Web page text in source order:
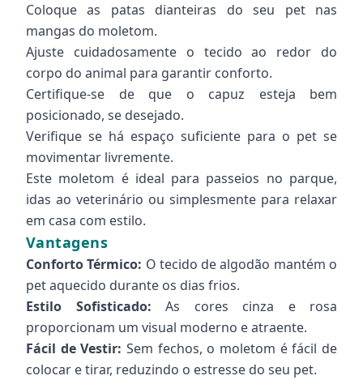
Coloque as patas dianteiras do seu pet nas
mangas do moletom.
Ajuste cuidadosamente o tecido ao redor do
corpo do animal para garantir conforto.
Certifique-se de que o capuz esteja bem
posicionado, se desejado.
Verifique se há espaço suficiente para o pet se
movimentar livremente.
Este moletom é ideal para passeios no parque,
idas ao veterinário ou simplesmente para relaxar
em casa com estilo.
Vantagens
Conforto Térmico: O tecido de algodão mantém o
pet aquecido durante os dias frios.
Estilo Sofisticado: As cores cinza e rosa
proporcionam um visual moderno e atraente.
Fácil de Vestir: Sem fechos, o moletom é fácil de
colocar e tirar, reduzindo o estresse do seu pet.